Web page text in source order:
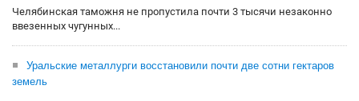
Челябинская таможня не пропустила почти 3 тысячи незаконно
ввезенных чугунных...
Уральские металлурги восстановили почти две сотни гектаров
земель